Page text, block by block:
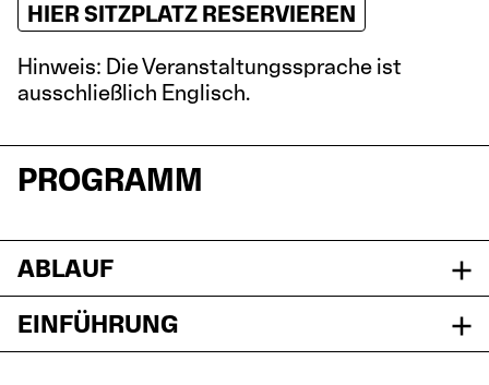
HIER SITZPLATZ RESERVIEREN
Hinweis: Die Veranstaltungssprache ist
ausschließlich Englisch.
PROGRAMM
ABLAUF
EINFÜHRUNG